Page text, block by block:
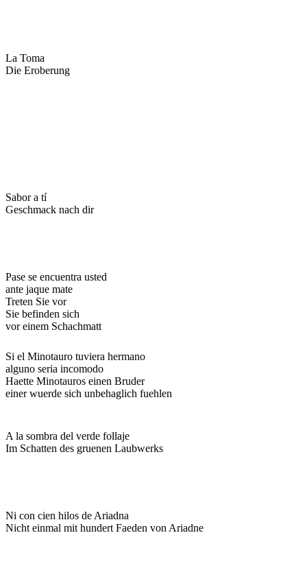
La Toma
Die Eroberung
Sabor a tí
Geschmack nach dir
Pase se encuentra usted
ante jaque mate
Treten Sie vor
Sie befinden sich
vor einem Schachmatt
Si el Minotauro tuviera hermano
alguno seria incomodo
Haette Minotauros einen Bruder
einer wuerde sich unbehaglich fuehlen
A la sombra del verde follaje
Im Schatten des gruenen Laubwerks
Ni con cien hilos de Ariadna
Nicht einmal mit hundert Faeden von Ariadne